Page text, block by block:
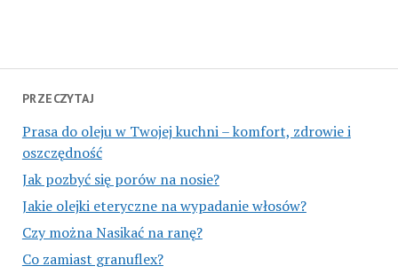
PRZECZYTAJ
Prasa do oleju w Twojej kuchni – komfort, zdrowie i
oszczędność
Jak pozbyć się porów na nosie?
Jakie olejki eteryczne na wypadanie włosów?
Czy można Nasikać na ranę?
Co zamiast granuflex?